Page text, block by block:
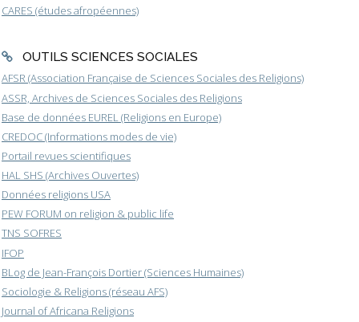
CARES (études afropéennes)
OUTILS SCIENCES SOCIALES
AFSR (Association Française de Sciences Sociales des Religions)
ASSR, Archives de Sciences Sociales des Religions
Base de données EUREL (Religions en Europe)
CREDOC (Informations modes de vie)
Portail revues scientifiques
HAL SHS (Archives Ouvertes)
Données religions USA
PEW FORUM on religion & public life
TNS SOFRES
IFOP
BLog de Jean-François Dortier (Sciences Humaines)
Sociologie & Religions (réseau AFS)
Journal of Africana Religions